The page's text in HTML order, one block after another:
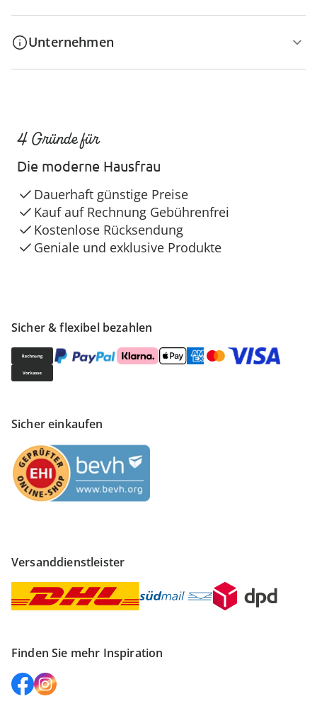
Unternehmen
Sicher & flexibel bezahlen
Sicher einkaufen
Versanddienstleister
Finden Sie mehr Inspiration
4 Gründe für
Die moderne Hausfrau
Dauerhaft günstige Preise
Kauf auf Rechnung Gebührenfrei
Kostenlose Rücksendung
Geniale und exklusive Produkte